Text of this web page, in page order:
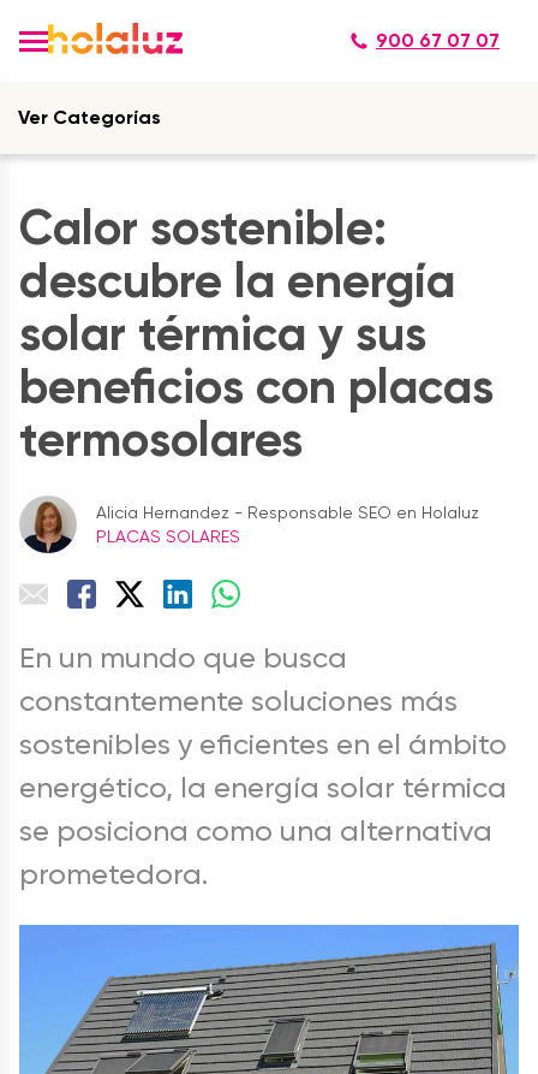
900 67 07 07
Ver Categorías
Calor sostenible:
descubre la energía
solar térmica y sus
beneficios con placas
termosolares
Alicia Hernandez - Responsable SEO en Holaluz
PLACAS SOLARES
En un mundo que busca
constantemente soluciones más
sostenibles y eficientes en el ámbito
energético, la energía solar térmica
se posiciona como una alternativa
prometedora.